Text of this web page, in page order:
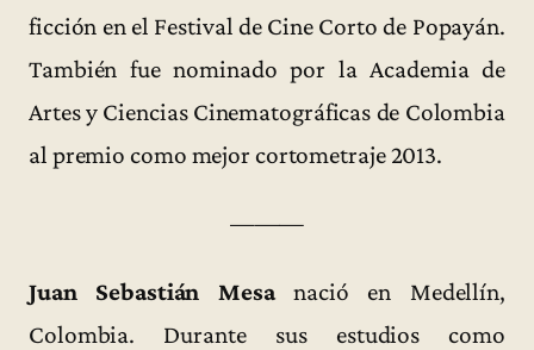
ficción en el Festival de Cine Corto de Popayán.
También fue nominado por la Academia de
Artes y Ciencias Cinematográficas de Colombia
al premio como mejor cortometraje 2013.
———
Juan Sebastián Mesanació en Medellín,
Colombia. Durante sus estudios como